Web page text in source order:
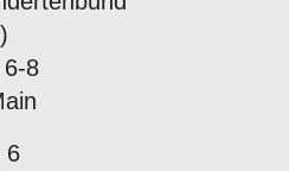
8
6